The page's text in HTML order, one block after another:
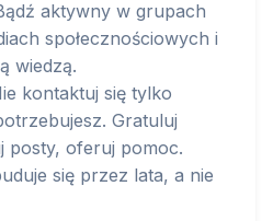
aktywny w grupach
społecznościowych i
wiedzą.
kontaktuj się tylko
Gratuluj
posty, oferuj pomoc.
się przez lata, a nie